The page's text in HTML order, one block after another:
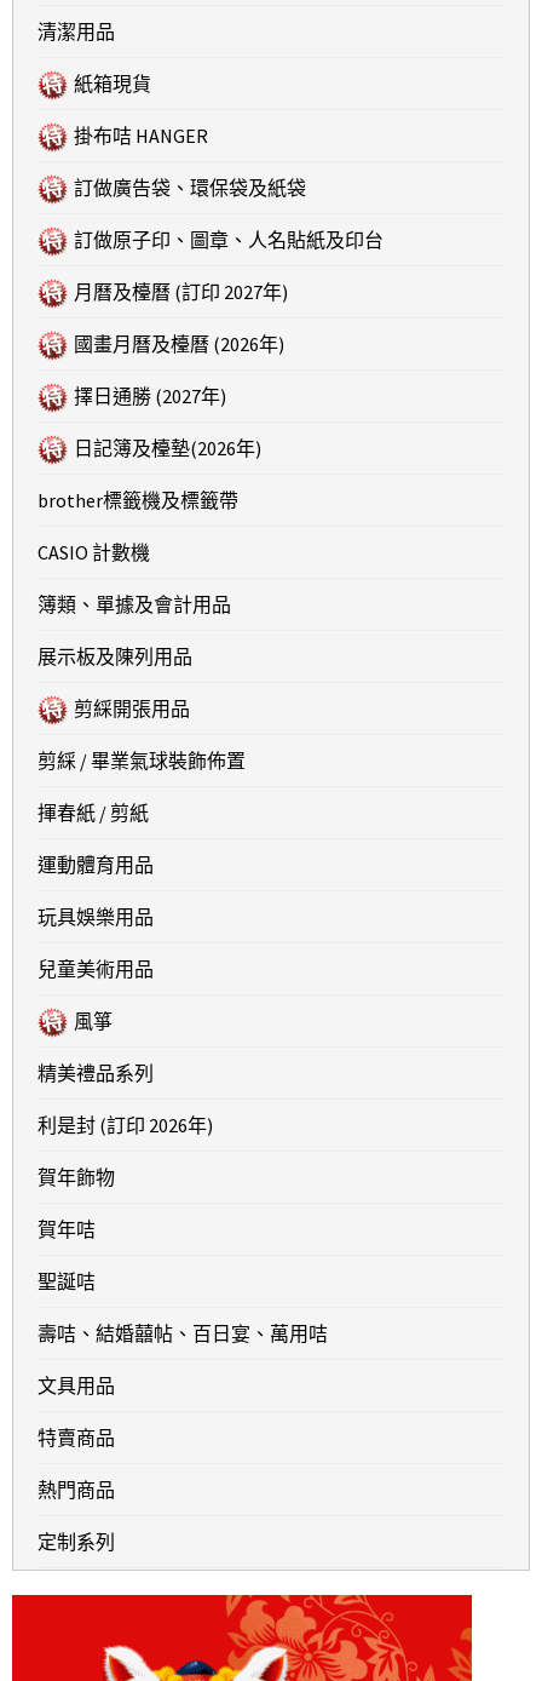
清潔用品
紙箱現貨
掛布咭 HANGER
訂做廣告袋、環保袋及紙袋
訂做原子印、圖章、人名貼紙及印台
月曆及檯曆 (訂印 2027年)
國畫月曆及檯曆 (2026年)
擇日通勝 (2027年)
日記簿及檯墊(2026年)
brother標籤機及標籤帶
CASIO 計數機
簿類、單據及會計用品
展示板及陳列用品
剪綵開張用品
剪綵 / 畢業氣球裝飾佈置
揮春紙 / 剪紙
運動體育用品
玩具娛樂用品
兒童美術用品
風箏
精美禮品系列
利是封 (訂印 2026年)
賀年飾物
賀年咭
聖誕咭
壽咭、結婚囍帖、百日宴、萬用咭
文具用品
特賣商品
熱門商品
定制系列